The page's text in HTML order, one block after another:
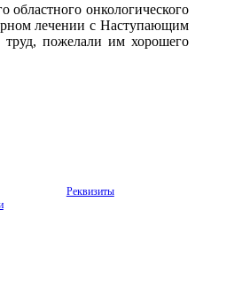
областного онкологического
лечении с Наступающим
труд, пожелали им хорошего
Реквизиты